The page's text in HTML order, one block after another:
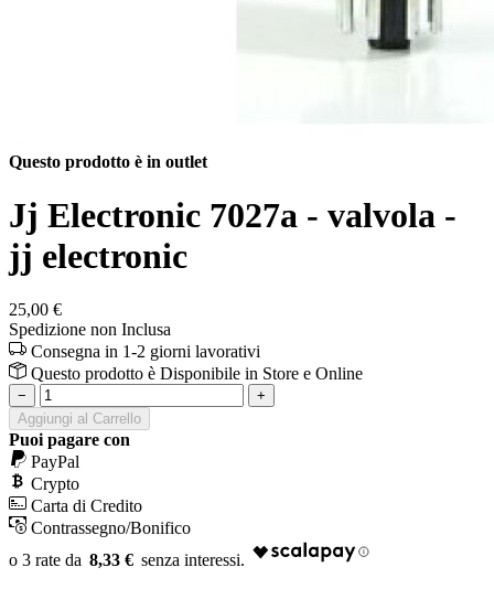
Questo prodotto è in outlet
Jj Electronic 7027a - valvola -
jj electronic
25,00 €
Spedizione non Inclusa
Consegna in 1-2 giorni lavorativi
Questo prodotto è Disponibile in Store e Online
−
+
Aggiungi al Carrello
Puoi pagare con
PayPal
Crypto
Carta di Credito
Contrassegno/Bonifico
8,33 €